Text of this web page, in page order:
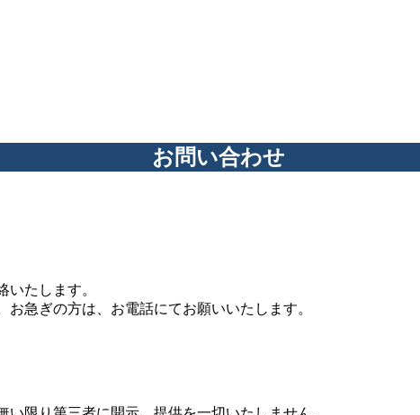
お問い合わせ
たします。
急ぎの方は、お電話にてお願いいたします。